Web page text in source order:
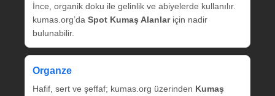
İnce, organik doku ile gelinlik ve abiyelerde kullanılır.
kumas.org’da Spot Kumaş Alanlariçin nadir
bulunabilir.
Organze
Hafif, sert ve şeffaf; kumas.org üzerinden Kumaş